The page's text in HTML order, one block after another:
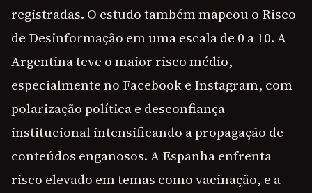
registradas. O estudo também mapeou o Risco
de Desinformação em uma escala de 0 a 10. A
Argentina teve o maior risco médio,
especialmente no Facebook e Instagram, com
polarização política e desconfiança
institucional intensificando a propagação de
conteúdos enganosos. A Espanha enfrenta
risco elevado em temas como vacinação, e a